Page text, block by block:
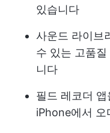
있습니다
사운드 라이브
수 있는 고품
니다
필드 레코더
iPhone에서 오